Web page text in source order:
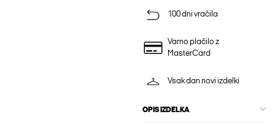
100 dni vračila
Varno plačilo z
MasterCard
Vsak dan novi izdelki
OPIS IZDELKA